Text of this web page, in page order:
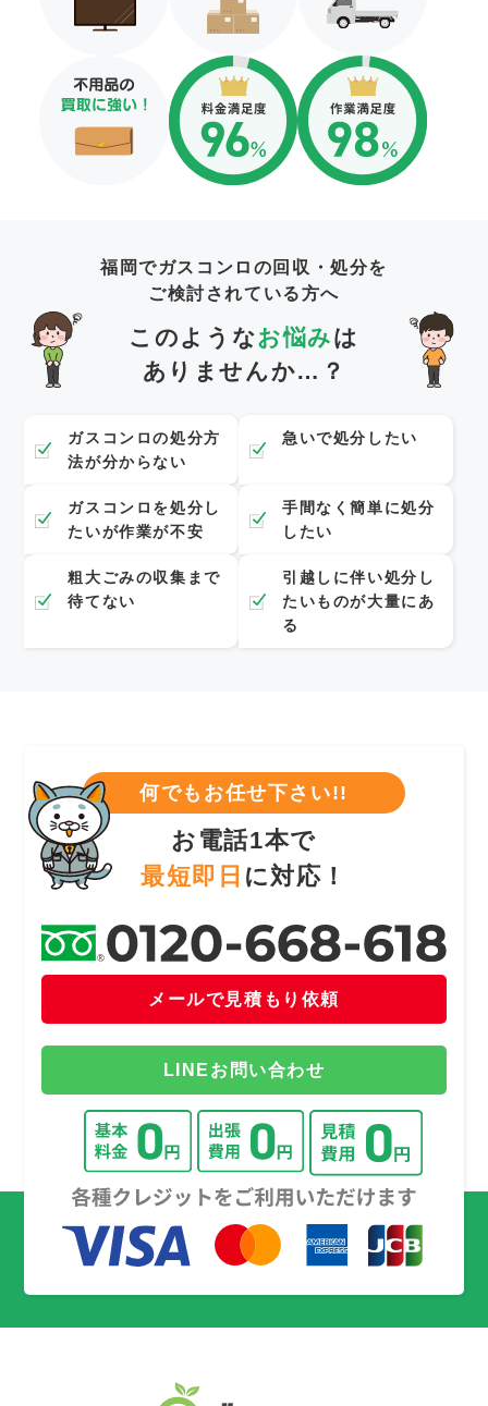
福岡でガスコンロの回収・処分を
ご検討されている方へ
このようなお悩みは
ありませんか…？
ガスコンロの処分方
法が分からない
急いで処分したい
ガスコンロを処分し
たいが作業が不安
手間なく簡単に処分
したい
粗大ごみの収集まで
待てない
引越しに伴い処分し
たいものが大量にあ
る
何でもお任せ下さい!!
お電話1本で
最短即日 に対応！
メールで見積もり依頼
LINEお問い合わせ